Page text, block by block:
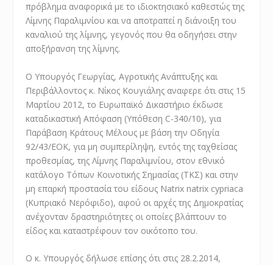
πρόβλημα αναφορικά με το ιδιοκτησιακό καθεστώς της
Λίμνης Παραλιμνίου και να αποτραπεί η διάνοιξη του
καναλιού της λίμνης, γεγονός που θα οδηγήσει στην
αποξήρανση της λίμνης.
Ο Υπουργός Γεωργίας, Αγροτικής Ανάπτυξης και
Περιβάλλοντος κ. Νίκος Κουγιάλης αναφερε ότι στις 15
Μαρτίου 2012, το Ευρωπαϊκό Δικαστήριο έκδωσε
καταδικαστική Απόφαση (Υπόθεση C-340/10), για
Παράβαση Κράτους Μέλους με βάση την Οδηγία
92/43/ΕΟΚ, για μη συμπερίληψη, εντός της ταχθείσας
προθεσμίας, της Λίμνης Παραλιμνίου, στον εθνικό
κατάλογο Τόπων Κοινοτικής Σημασίας (ΤΚΣ) και στην
μη επαρκή προστασία του είδους Νatrix natrix cypriaca
(Κυπριακό Νερόφιδο), αφού οι αρχές της Δημοκρατίας
ανέχονταν δραστηριότητες οι οποίες βλάπτουν το
είδος και καταστρέφουν τον οικότοπο του.
Ο κ. Υπουργός δήλωσε επίσης ότι στις 28.2.2014,